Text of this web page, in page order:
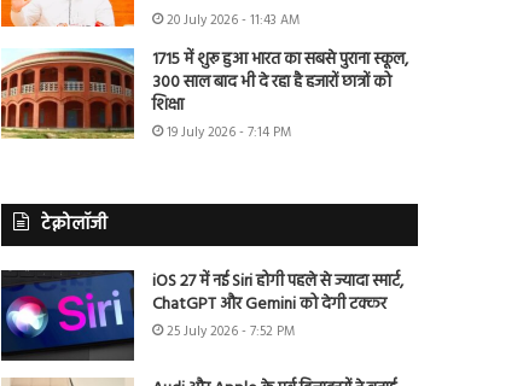
20 July 2026 - 11:43 AM
1715 में शुरू हुआ भारत का सबसे पुराना स्कूल,
300 साल बाद भी दे रहा है हजारों छात्रों को
शिक्षा
19 July 2026 - 7:14 PM
टेक्नोलॉजी
iOS 27 में नई Siri होगी पहले से ज्यादा स्मार्ट,
ChatGPT और Gemini को देगी टक्कर
25 July 2026 - 7:52 PM